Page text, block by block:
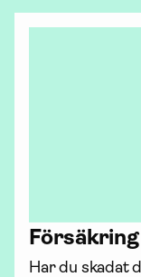
Har du skadat